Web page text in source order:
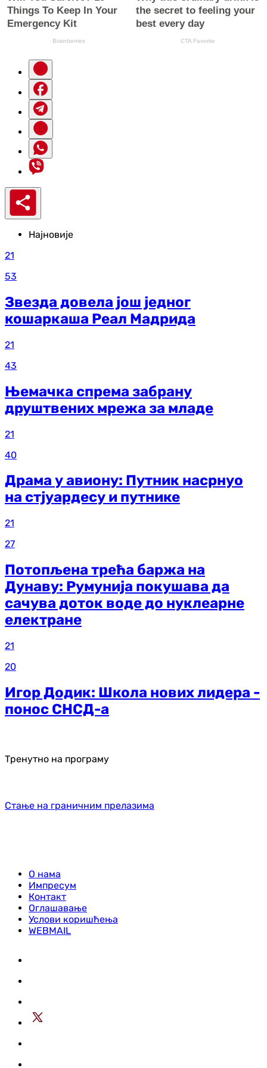
Најновије
21
53
Звезда довела још једног
кошаркаша Реал Мадрида
21
43
Њемачка спрема забрану
друштвених мрежа за младе
21
40
Драма у авиону: Путник насрнуо
на стјуардесу и путнике
21
27
Потопљена трећа баржа на
Дунаву: Румунија покушава да
сачува доток воде до нуклеарне
електране
21
20
Игор Додик: Школа нових лидера -
понос СНСД-а
Тренутно на програму
Стање на граничним прелазима
О нама
Импресум
Контакт
Оглашавање
Услови коришћења
WEBMAIL